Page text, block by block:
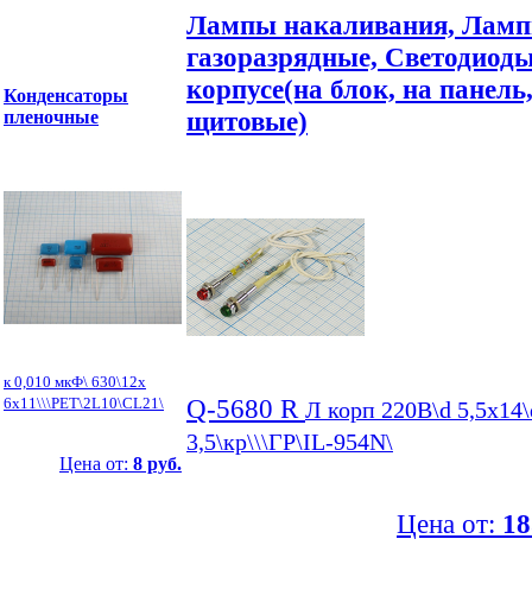
Конденсаторы
пленочные
к 0,010 мкФ\ 630\12x
6x11\\\PET\2L10\CL21\
Цена от: 8 руб.
Лампы накаливания,
газоразрядные,
корпусе(на блок, на панель,
щитовые)
Q-5680 R Л корп 220В\d
3,5\кр\\\ГР\IL-954N\
Цена от: